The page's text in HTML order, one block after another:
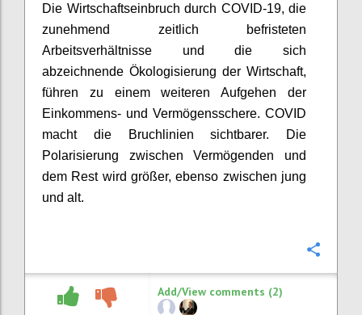
Die Wirtschaftseinbruch durch COVID-19, die
zunehmend zeitlich befristeten
Arbeitsverhältnisse und die sich
abzeichnende Ökologisierung der Wirtschaft,
führen zu einem weiteren Aufgehen der
Einkommens- und Vermögensschere. COVID
macht die Bruchlinien sichtbarer. Die
Polarisierung zwischen Vermögenden und
dem Rest wird größer, ebenso zwischen jung
und alt.
Add/View comments (2)